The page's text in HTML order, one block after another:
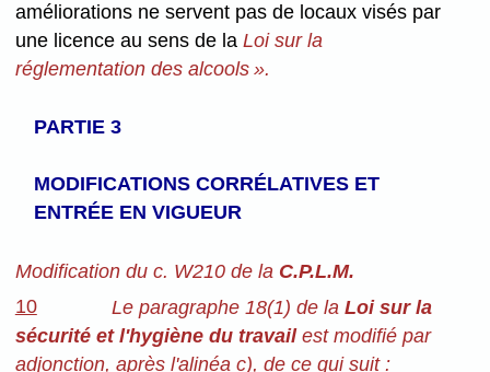
améliorations ne servent pas de locaux visés par
une licence au sens de la Loi sur la
réglementation des alcools ».
PARTIE 3
MODIFICATIONS CORRÉLATIVES ET
ENTRÉE EN VIGUEUR
Modification du c. W210 de la C.P.L.M.
10
Le paragraphe 18(1) de la Loi sur la
sécurité et l'hygiène du travailest modifié par
adjonction, après l'alinéa c), de ce qui suit :